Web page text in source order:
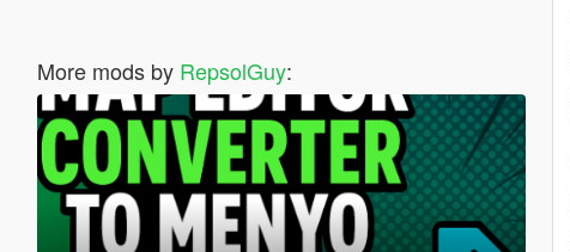
More mods by RepsolGuy: